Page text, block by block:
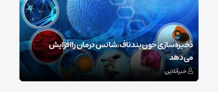
ذخیره‌سازی خون بند ناف، شانس درمان را افزایش
می‌دهد
خبرآنلاین